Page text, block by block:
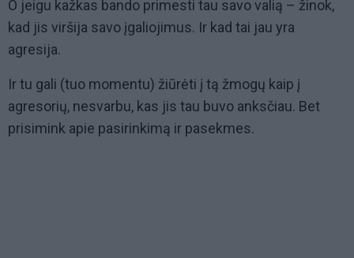
O jeigu kažkas bando primesti tau savo valią – žinok,
kad jis viršija savo įgaliojimus. Ir kad tai jau yra
agresija.
Ir tu gali (tuo momentu) žiūrėti į tą žmogų kaip į
agresorių, nesvarbu, kas jis tau buvo anksčiau. Bet
prisimink apie pasirinkimą ir pasekmes.